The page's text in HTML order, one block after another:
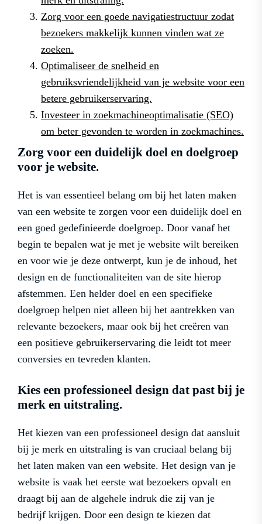
Zorg voor een goede navigatiestructuur zodat
bezoekers makkelijk kunnen vinden wat ze
zoeken.
Optimaliseer de snelheid en
gebruiksvriendelijkheid van je website voor een
betere gebruikerservaring.
Investeer in zoekmachineoptimalisatie (SEO)
om beter gevonden te worden in zoekmachines.
Zorg voor een duidelijk doel en doelgroep
voor je website.
Het is van essentieel belang om bij het laten maken
van een website te zorgen voor een duidelijk doel en
een goed gedefinieerde doelgroep. Door vanaf het
begin te bepalen wat je met je website wilt bereiken
en voor wie je deze ontwerpt, kun je de inhoud, het
design en de functionaliteiten van de site hierop
afstemmen. Een helder doel en een specifieke
doelgroep helpen niet alleen bij het aantrekken van
relevante bezoekers, maar ook bij het creëren van
een positieve gebruikerservaring die leidt tot meer
conversies en tevreden klanten.
Kies een professioneel design dat past bij je
merk en uitstraling.
Het kiezen van een professioneel design dat aansluit
bij je merk en uitstraling is van cruciaal belang bij
het laten maken van een website. Het design van je
website is vaak het eerste wat bezoekers opvalt en
draagt bij aan de algehele indruk die zij van je
bedrijf krijgen. Door een design te kiezen dat